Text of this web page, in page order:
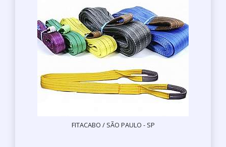
FITACABO / SÃO PAULO - SP